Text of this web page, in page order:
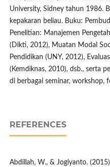
University, Sidney tahun 1986.
kepakaran beliau. Buku:
Penelitian: Manajemen
(Dikti, 2012), Muatan Modal
Pendidikan (UNY, 2012),
(Kemdiknas, 2010), dsb., serta
di berbagai seminar, workshop,
REFERENCES
Abdillah, W., & Jogiyanto.